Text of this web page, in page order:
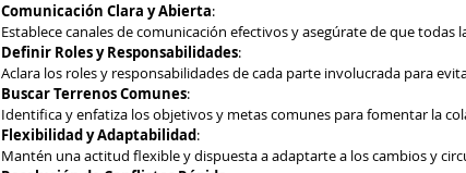
Comunicación Clara y Abierta:
Establece canales de comunicación efectivos y asegúrate de que todas
Definir Roles y Responsabilidades:
Aclara los roles y responsabilidades de cada parte involucrada para
Buscar Terrenos Comunes:
Identifica y enfatiza los objetivos y metas comunes para fomentar la
Flexibilidad y Adaptabilidad:
Mantén una actitud flexible y dispuesta a adaptarte a los cambios y